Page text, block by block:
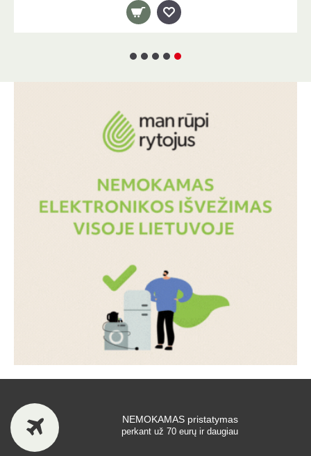
NEMOKAMAS pristatymas
perkant už 70 eurų ir daugiau